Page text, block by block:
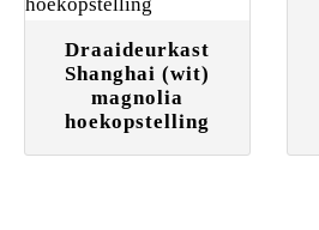
Draaideurkast
Shanghai (wit)
magnolia
hoekopstelling